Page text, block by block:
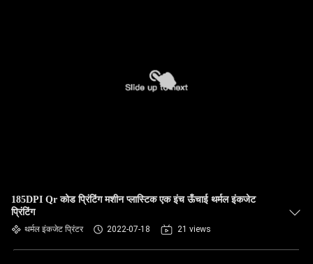
185DPI Qr कोड प्रिंटिंग मशीन प्लास्टिक एक इंच ऊँचाई थर्मल इंकजेट
प्रिंटिंग
थर्मल इंकजेट प्रिंटर 2022-07-18 21 views